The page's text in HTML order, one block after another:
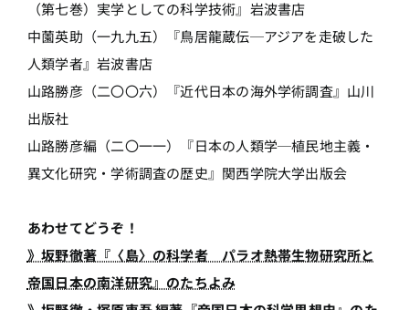
（第七巻）実学としての科学技術』岩波書店
中薗英助（一九九五）『鳥居龍蔵伝─アジアを走破した
人類学者』岩波書店
山路勝彦（二〇〇六）『近代日本の海外学術調査』山川
出版社
山路勝彦編（二〇一一）『日本の人類学─植民地主義・
異文化研究・学術調査の歴史』関西学院大学出版会
あわせてどうぞ！
》坂野徹著『〈島〉の科学者 パラオ熱帯生物研究所と
帝国日本の南洋研究』のたちよみ